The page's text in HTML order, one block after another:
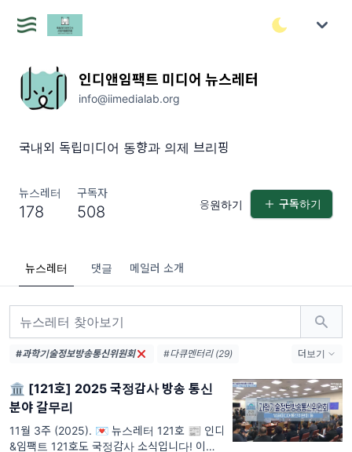
인디앤임팩트 미디어 뉴스레터
info@iimedialab.org
국내외 독립미디어 동향과 의제 브리핑
뉴스레터
178
구독자
508 응원하기 구독하기
뉴스레터 댓글 메일러 소개
#과학기술정보방송통신위원회
#다큐멘터리 (29)
#영화 (24)
#공동체미디어 (21)
#AI (14)
#기후위기 (13)
#지역영화 (12)
더보기
🏛 [121호] 2025 국정감사 방송 통신
분야 갈무리
11월 3주 (2025). 💌 뉴스레터 121호 📰 인디
&임팩트 121호도 국정감사 소식입니다! 이번